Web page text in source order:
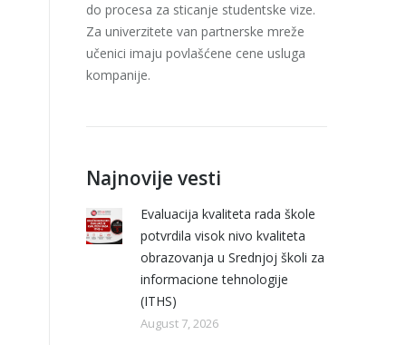
do procesa za sticanje studentske vize.
Za univerzitete van partnerske mreže
učenici imaju povlašćene cene usluga
kompanije.
Najnovije vesti
Evaluacija kvaliteta rada škole
potvrdila visok nivo kvaliteta
obrazovanja u Srednjoj školi za
informacione tehnologije
(ITHS)
August 7, 2026